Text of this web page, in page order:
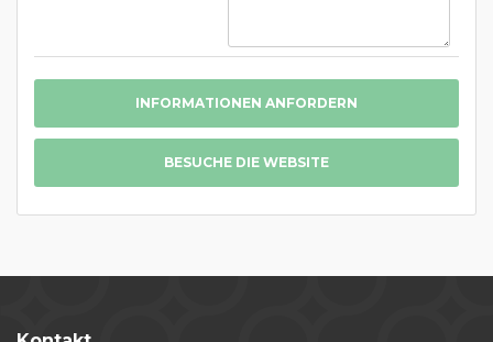
INFORMATIONEN ANFORDERN
BESUCHE DIE WEBSITE